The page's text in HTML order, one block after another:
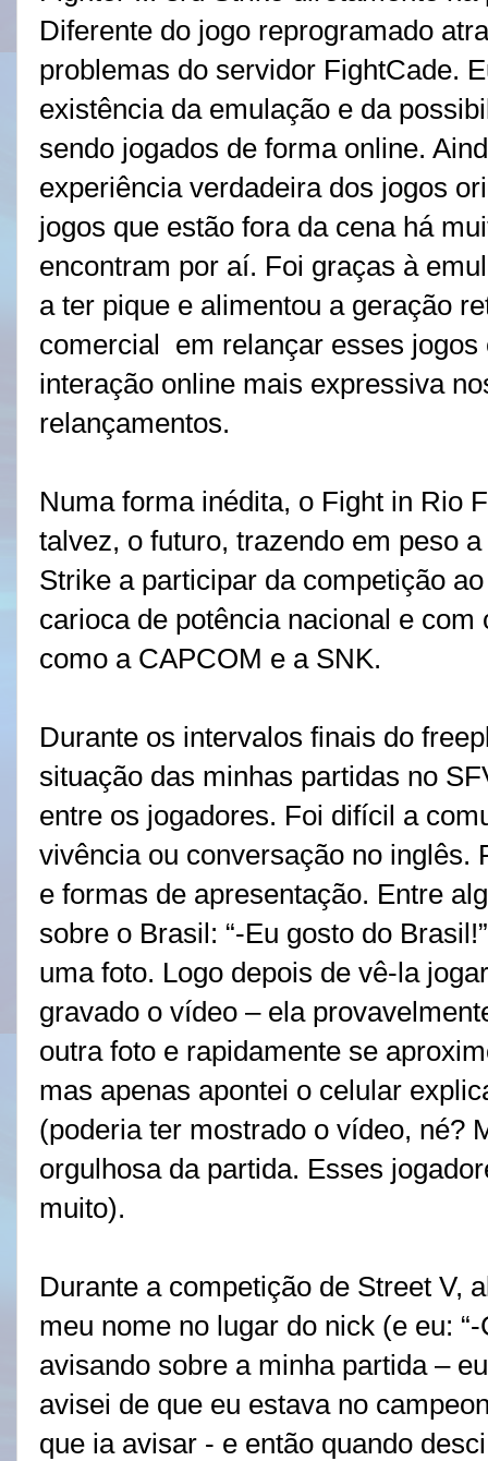
Diferente do jogo reprogramado
problemas do servidor FightCade.
existência da emulação e da
sendo jogados de forma online.
experiência verdadeira dos jogos
jogos que estão fora da cena há
encontram por aí. Foi graças à
a ter pique e alimentou a geração
comercial
em relançar esses
interação online mais expressiva
relançamentos.
Numa forma inédita, o Fight in Rio
talvez, o futuro, trazendo em peso
Strike a participar da competição
carioca de potência nacional e
como a CAPCOM e a SNK.
Durante os intervalos finais do
situação das minhas partidas no
entre os jogadores. Foi difícil a
vivência ou conversação no inglês.
e formas de apresentação. Entre
sobre o Brasil: “-Eu gosto do
uma foto. Logo depois de vê-la
gravado o vídeo – ela
outra foto e rapidamente se
mas apenas apontei o celular
(poderia ter mostrado o vídeo, né?
orgulhosa da partida. Esses
muito).
Durante a competição de Street V,
meu nome no lugar do nick (e eu:
avisando sobre a minha partida –
avisei de que eu estava no
que ia avisar - e então quando